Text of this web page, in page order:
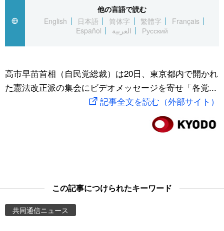
Русский
国際
文化
アーカイブ
Japan Data
動画/Live
スポーツ・東京2020
他の言語で読む
English
日本語 简体字 繁體字
Français
Español
العربية Русский
高市早苗首相（自民党総裁）は20日、東京都内で開かれ
た憲法改正派の集会にビデオメッセージを寄せ「各党...
記事全文を読む（外部サイト）
この記事につけられたキーワード
共同通信ニュース